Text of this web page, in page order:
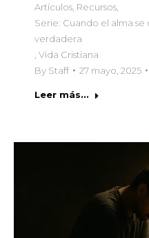
Artículos Recursos
Serie: Cuando el alma se
verdadera
Vida Cristiana
By Staff 27 mayo, 2025
Leer más...